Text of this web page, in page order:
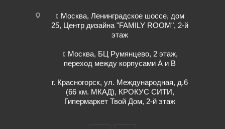
г. Москва, Ленинградское шоссе, дом
25, Центр дизайна "FAMILY ROOM", 2-й
этаж
г. Москва, БЦ Румянцево, 2 этаж,
переход между корпусами А и В
г. Красногорск, ул. Международная, д.6
(66 км. МКАД), КРОКУС СИТИ,
Гипермаркет Твой Дом, 2-й этаж